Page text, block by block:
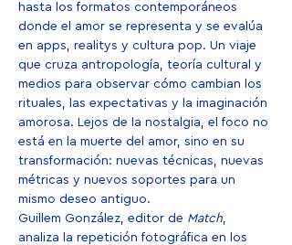
hasta los formatos contemporáneos
donde el amor se representa y se evalúa
en apps, realitys y cultura pop. Un viaje
que cruza antropología, teoría cultural y
medios para observar cómo cambian los
rituales, las expectativas y la imaginación
amorosa. Lejos de la nostalgia, el foco no
está en la muerte del amor, sino en su
transformación: nuevas técnicas, nuevas
métricas y nuevos soportes para un
mismo deseo antiguo.
Guillem González, editor de Match,
analiza la repetición fotográfica en los